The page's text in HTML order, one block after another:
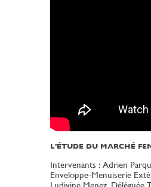
L'ÉTUDE DU MARCHÉ
Intervenants : Adrien
Enveloppe-Menuiserie
Ludivine Menez, Déléguée